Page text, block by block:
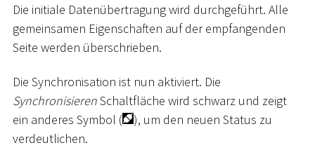
Die initiale Datenübertragung wird durchgeführt. Alle
gemeinsamen Eigenschaften auf der empfangenden
Seite werden überschrieben.
Die Synchronisation ist nun aktiviert. Die
SynchronisierenSchaltfläche wird schwarz und zeigt
ein anderes Symbol (
), um den neuen Status zu
verdeutlichen.